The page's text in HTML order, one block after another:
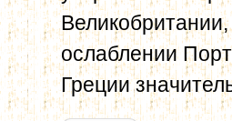
ослаблении
Греции